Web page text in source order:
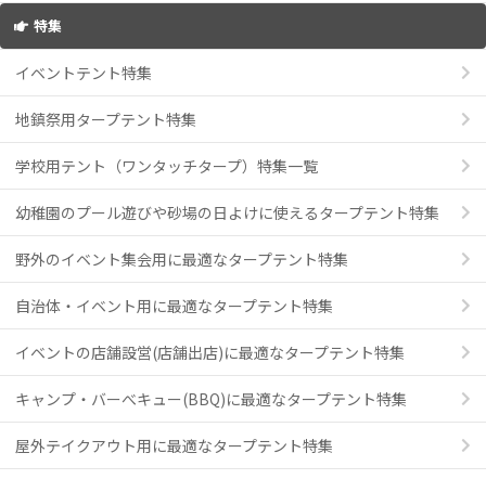
特集
イベントテント特集
地鎮祭用タープテント特集
学校用テント（ワンタッチタープ）特集一覧
幼稚園のプール遊びや砂場の日よけに使えるタープテント特集
野外のイベント集会用に最適なタープテント特集
自治体・イベント用に最適なタープテント特集
イベントの店舗設営(店舗出店)に最適なタープテント特集
キャンプ・バーべキュー(BBQ)に最適なタープテント特集
屋外テイクアウト用に最適なタープテント特集